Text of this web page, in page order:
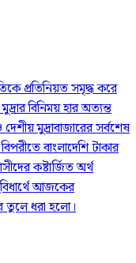
প্রতিনিয়ত সমৃদ্ধ করে
বিনিময় হার অত্যন্ত
মুদ্রাবাজারের সর্বশেষ
বাংলাদেশি টাকার
কষ্টার্জিত অর্থ
আজকের
তুলে ধরা হলো।